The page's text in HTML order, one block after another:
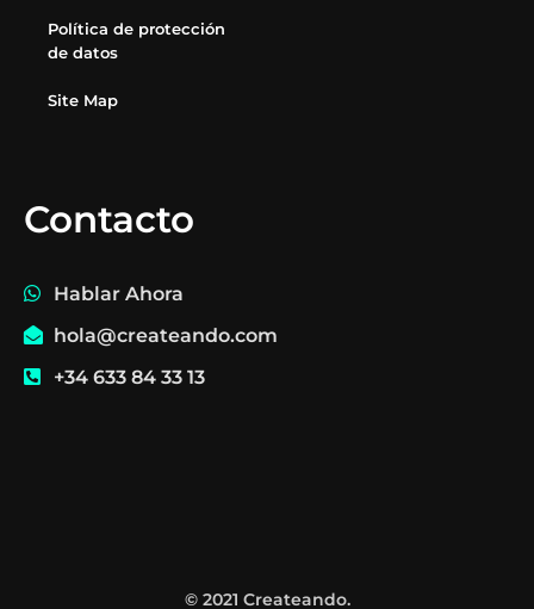
Política de protección
de datos
Site Map
Contacto
Hablar Ahora
hola@createando.com
+34 633 84 33 13
© 2021 Createando.